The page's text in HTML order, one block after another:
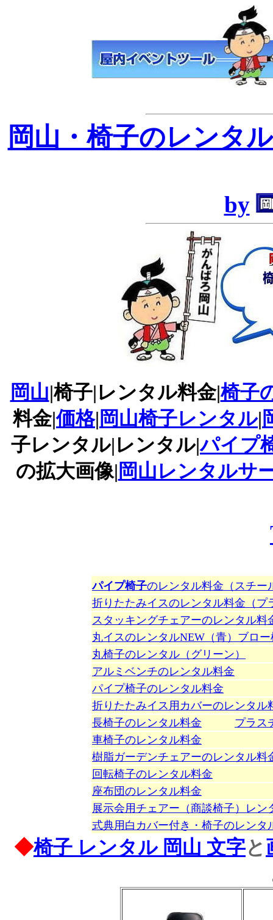
岡山・椅子のレンタ
by
岡山|椅子|レンタル料金|椅子
料金|価格| 岡山椅子レンタル|
子レンタル|レンタル|パイプ
の拡大画像| 岡山レンタルサ
パイプ椅子のレンタル料金（スチー
折りたたみイスのレンタル料金 （
スタッキングチェアーのレンタル料
丸イスのレンタルNEW（青）ブロ
丸椅子のレンタル（グリーン）
アルミベンチのレンタル料金
パイプ椅子のレンタル料金
折りたたみイス用カバーのレンタル
長椅子のレンタル料金
プラス
車椅子のレンタル料金
樹脂ガーデンチェアーのレンタル料
回転椅子のレンタル料金
座布団のレンタル料金
展示会用チェアー（商談椅子）レン
式典用白カバー付き・椅子のレンタ
◆椅子 レンタル 岡山 文字と